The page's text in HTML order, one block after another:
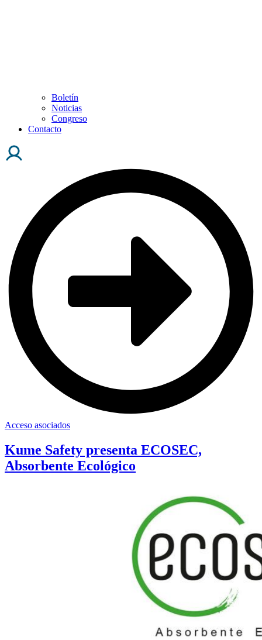
Boletín
Noticias
Congreso
Contacto
Acceso asociados
Kume Safety presenta ECOSEC,
Absorbente Ecológico